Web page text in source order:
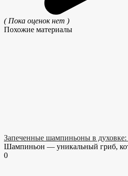
( Пока оценок нет )
Похожие материалы
Запеченные шампиньоны в
Шампиньон — уникальный гриб,
0